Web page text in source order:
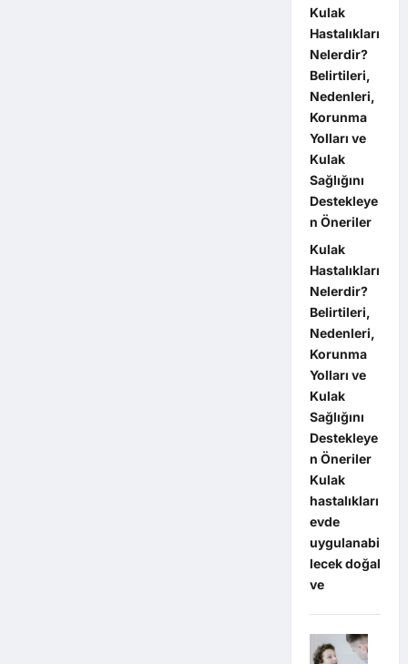
Kulak
Hastalıkları
Nelerdir?
Belirtileri,
Nedenleri,
Korunma
Yolları ve
Kulak
Sağlığını
Destekleye
n Öneriler
Kulak
Hastalıkları
Nelerdir?
Belirtileri,
Nedenleri,
Korunma
Yolları ve
Kulak
Sağlığını
Destekleye
n Öneriler
Kulak
hastalıkları
evde
uygulanabi
lecek doğal
ve